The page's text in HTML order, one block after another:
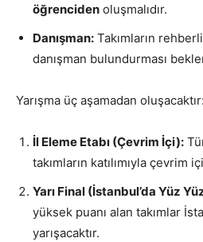
öğrenciden oluşmalıdır.
Danışman: Takımların
danışman bulundurması
Yarışma üç aşamadan oluşacaktır:
İl Eleme Etabı (Çevrim İçi):
takımların katılımıyla
Yarı Final (İstanbul’da Yüz
yüksek puanı alan takımlar
yarışacaktır.